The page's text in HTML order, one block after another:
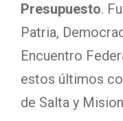
Presupuesto.
Patria,
Encuentro
estos últimos
de Salta y